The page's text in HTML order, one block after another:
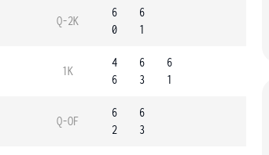
Q-2K
6
0
6
1
1K
4
6
6
3
6
1
Q-OF
6
2
6
3